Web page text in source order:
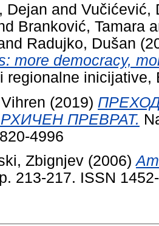
Dejan and Vučićević,
Branković, Tamara
Radujko, Dušan
more democracy,
regionalne inicijative,
(2019)
ПРЕВРАТ.
4996
Zbignjev (2006)
213-217. ISSN